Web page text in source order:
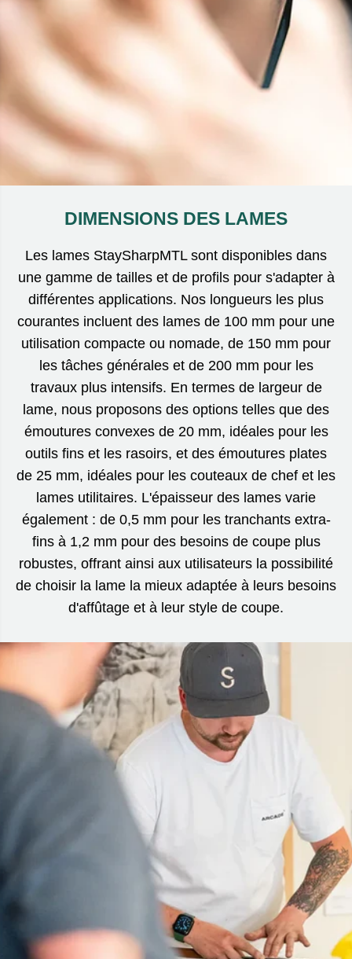
DIMENSIONS DES LAMES
Les lames StaySharpMTL sont disponibles dans
une gamme de tailles et de profils pour s'adapter à
différentes applications. Nos longueurs les plus
courantes incluent des lames de 100 mm pour une
utilisation compacte ou nomade, de 150 mm pour
les tâches générales et de 200 mm pour les
travaux plus intensifs. En termes de largeur de
lame, nous proposons des options telles que des
émoutures convexes de 20 mm, idéales pour les
outils fins et les rasoirs, et des émoutures plates
de 25 mm, idéales pour les couteaux de chef et les
lames utilitaires. L'épaisseur des lames varie
également : de 0,5 mm pour les tranchants extra-
fins à 1,2 mm pour des besoins de coupe plus
robustes, offrant ainsi aux utilisateurs la possibilité
de choisir la lame la mieux adaptée à leurs besoins
d'affûtage et à leur style de coupe.